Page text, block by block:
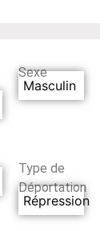
Sexe
Masculin
Type de
Déportation
Répression